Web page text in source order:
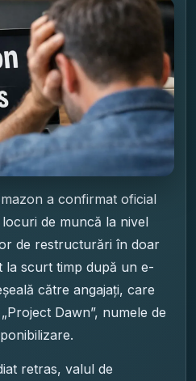
a confirmat oficial
de muncă la nivel
de restructurări în doar
la scurt timp după un e-
către angajați, care
Dawn”, numele de
retras, valul de